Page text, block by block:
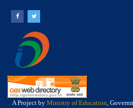
A Project by Ministry of Education,